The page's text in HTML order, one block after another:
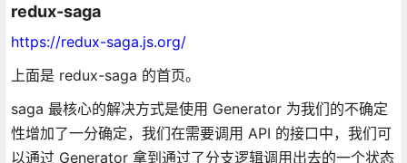
redux-saga
https://redux-saga.js.org/
上面是 redux-saga 的首页。
saga 最核心的解决方式是使用 Generator 为我们的不确定
性增加了一分确定，我们在需要调用 API 的接口中，我们可
以通过 Generator 拿到通过了分支逻辑调用出去的一个状态